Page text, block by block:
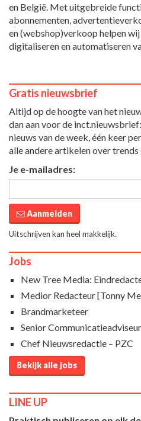
en België. Met uitgebreide
abonnementen,
en (webshop)verkoop helpen
digitaliseren en automatiseren
Gratis nieuwsbrief
Altijd op de hoogte van het
dan aan voor de
nieuws van de week, één keer
alle andere artikelen over
Je e-mailadres:
Aanmelden
Uitschrijven kan heel makkelijk.
Jobs
New Tree Media:
Medior Redacteur [Tonny
Brandmarketeer
Senior Communicatieadviseur
Chef Nieuwsredactie – PZC
Bekijk alle jobs
LINE UP